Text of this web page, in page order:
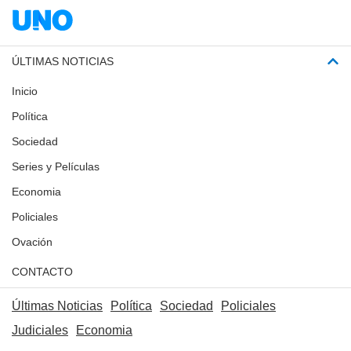
ÚLTIMAS NOTICIAS
Inicio
Política
Sociedad
Series y Películas
Economia
Policiales
Ovación
CONTACTO
Últimas Noticias Política Sociedad
Policiales
Judiciales
Economia